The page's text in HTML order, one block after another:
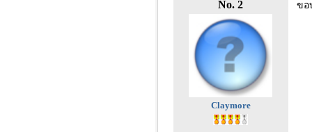
No. 2
Claymore
ขอ